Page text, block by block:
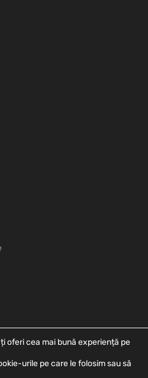
oferi cea mai bună experiență pe
urile pe care le folosim sau să